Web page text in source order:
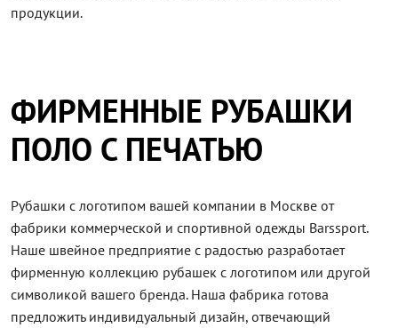
продукции.
ФИРМЕННЫЕ РУБАШКИ
ПОЛО С ПЕЧАТЬЮ
Рубашки с логотипом вашей компании в Москве от
фабрики коммерческой и спортивной одежды Barssport.
Наше швейное предприятие с радостью разработает
фирменную коллекцию рубашек с логотипом или другой
символикой вашего бренда. Наша фабрика готова
предложить индивидуальный дизайн, отвечающий